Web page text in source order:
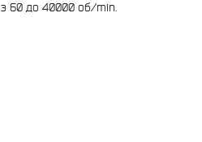
з 60 до 40000 об/min.